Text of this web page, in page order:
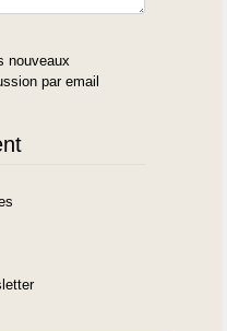
nouveaux
par email